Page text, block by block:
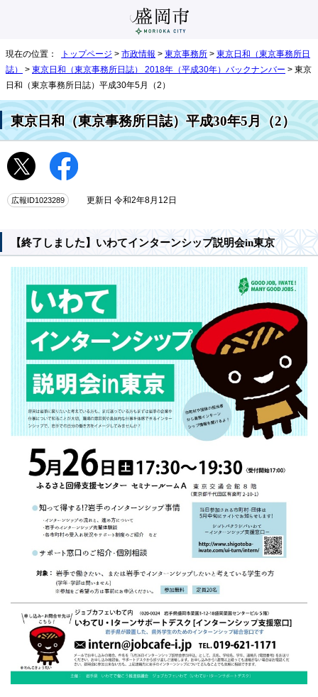
現在の位置： トップページ > 市政情報 > 東京事務所 > 東京日和（東京事務所日
誌）
> 東京日和（東京事務所日誌） 2018年（平成30年）バックナンバー > 東京
日和（東京事務所日誌）平成30年5月（2）
東京日和（東京事務所日誌）平成30年5月（2）
広報ID1023289 更新日 令和2年8月12日
【終了しました】いわてインターンシップ説明会in東京